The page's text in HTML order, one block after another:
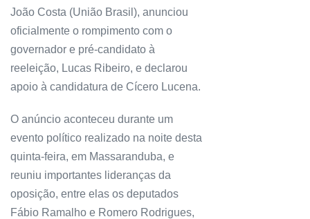
João Costa (União Brasil), anunciou
oficialmente o rompimento com o
governador e pré-candidato à
reeleição, Lucas Ribeiro, e declarou
apoio à candidatura de Cícero Lucena.
O anúncio aconteceu durante um
evento político realizado na noite desta
quinta-feira, em Massaranduba, e
reuniu importantes lideranças da
oposição, entre elas os deputados
Fábio Ramalho e Romero Rodrigues,